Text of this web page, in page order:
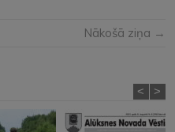
Nākošā ziņa →
< >